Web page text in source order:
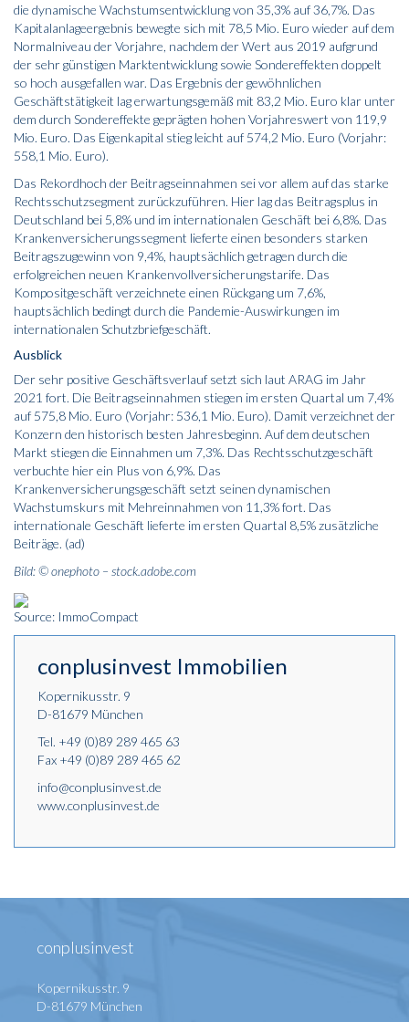
die dynamische Wachstumsentwicklung von 35,3% auf 36,7%. Das
Kapitalanlageergebnis bewegte sich mit 78,5 Mio. Euro wieder auf dem
Normalniveau der Vorjahre, nachdem der Wert aus 2019 aufgrund
der sehr günstigen Marktentwicklung sowie Sondereffekten doppelt
so hoch ausgefallen war. Das Ergebnis der gewöhnlichen
Geschäftstätigkeit lag erwartungsgemäß mit 83,2 Mio. Euro klar unter
dem durch Sondereffekte geprägten hohen Vorjahreswert von 119,9
Mio. Euro. Das Eigenkapital stieg leicht auf 574,2 Mio. Euro (Vorjahr:
558,1 Mio. Euro).
Das Rekordhoch der Beitragseinnahmen sei vor allem auf das starke
Rechtsschutzsegment zurückzuführen. Hier lag das Beitragsplus in
Deutschland bei 5,8% und im internationalen Geschäft bei 6,8%. Das
Krankenversicherungssegment lieferte einen besonders starken
Beitragszugewinn von 9,4%, hauptsächlich getragen durch die
erfolgreichen neuen Krankenvollversicherungstarife. Das
Kompositgeschäft verzeichnete einen Rückgang um 7,6%,
hauptsächlich bedingt durch die Pandemie-Auswirkungen im
internationalen Schutzbriefgeschäft.
Ausblick
Der sehr positive Geschäftsverlauf setzt sich laut ARAG im Jahr
2021 fort. Die Beitragseinnahmen stiegen im ersten Quartal um 7,4%
auf 575,8 Mio. Euro (Vorjahr: 536,1 Mio. Euro). Damit verzeichnet der
Konzern den historisch besten Jahresbeginn. Auf dem deutschen
Markt stiegen die Einnahmen um 7,3%. Das Rechtsschutzgeschäft
verbuchte hier ein Plus von 6,9%. Das
Krankenversicherungsgeschäft setzt seinen dynamischen
Wachstumskurs mit Mehreinnahmen von 11,3% fort. Das
internationale Geschäft lieferte im ersten Quartal 8,5% zusätzliche
Beiträge. (ad)
Bild: © onephoto – stock.adobe.com
Source: ImmoCompact
conplusinvest Immobilien
Kopernikusstr. 9
D-81679 München
Tel. +49 (0)89 289 465 63
Fax +49 (0)89 289 465 62
info@conplusinvest.de
www.conplusinvest.de
conplusinvest
Kopernikusstr. 9
D-81679 München